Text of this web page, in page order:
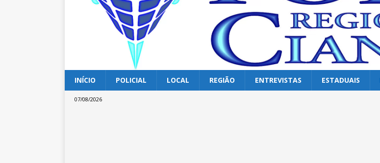
INÍCIO POLICIAL LOCAL REGIÃO ENTREVISTAS ESTADUAIS
07/08/2026